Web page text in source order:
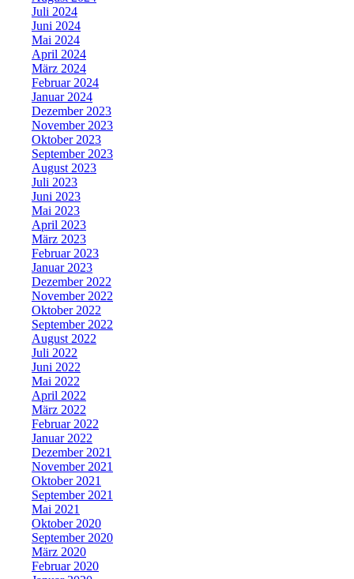
Juli 2024
Juni 2024
Mai 2024
April 2024
März 2024
Februar 2024
Januar 2024
Dezember 2023
November 2023
Oktober 2023
September 2023
August 2023
Juli 2023
Juni 2023
Mai 2023
April 2023
März 2023
Februar 2023
Januar 2023
Dezember 2022
November 2022
Oktober 2022
September 2022
August 2022
Juli 2022
Juni 2022
Mai 2022
April 2022
März 2022
Februar 2022
Januar 2022
Dezember 2021
November 2021
Oktober 2021
September 2021
Mai 2021
Oktober 2020
September 2020
März 2020
Februar 2020